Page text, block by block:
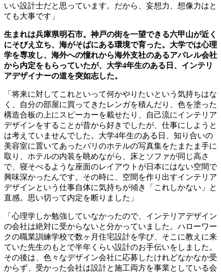
いい設計士だと思っています。だから、妄想力、想像力はと
ても大事です」
生まれは兵庫県明石市。神戸の街を一望できる六甲山が近く
にそびえ立ち、海がそばにある環境で育った。大学では心理
学を専攻し、海外への憧れから海外支社のあるアパレル会社
から内定をもらっていたが、大学4年生のある日、インテリ
アデザイナーの道を突如志した。
「将来に対してこれといって何かやりたいという気持ちはな
く、自分の部屋に買ってきたレンガを積んだり、色を塗った
構造合板の上にスピーカーを載せたり、自己流にインテリア
デザインをすることが昔から好きでしたが、仕事にしようと
は考えていませんでした。大学4年生のある日、知り合いの
美容室に置いてあったバリのホテルの写真集をたまたま手に
取り、ホテルの内装を眺めながら、床とソファが同じ高さ
で、寝そべるような座面のレイアウトが日本にはない空間で
興味深かったんです。その時に、空間を作り出すインテリア
デザインという仕事自体に気持ちが傾き「これしかない」と
直感。思い切って内定を断りました」
「心理学しか勉強していなかったので、インテリアデザイン
の会社は絶対に受からないと分かっていました。ハローワー
クの職業訓練学校で数ヶ月住宅設計を学び、そこに教えに来
ていた先生のもとで半年くらい設計のお手伝いをしました。
その後は、色々なデザイン会社に応募したけれどなかなか受
からず、受かった会社は設計と施工両方を事業としている会